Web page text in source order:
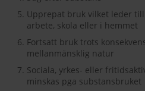
Upprepat bruk vilket leder
arbete, skola eller i hemmet
Fortsatt bruk trots
mellanmänsklig natur
Sociala, yrkes- eller
minskas pga substansbruket